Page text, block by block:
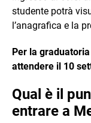
studente potrà
l’anagrafica e la
Per la
attendere il 10
Qual è il
entrare a